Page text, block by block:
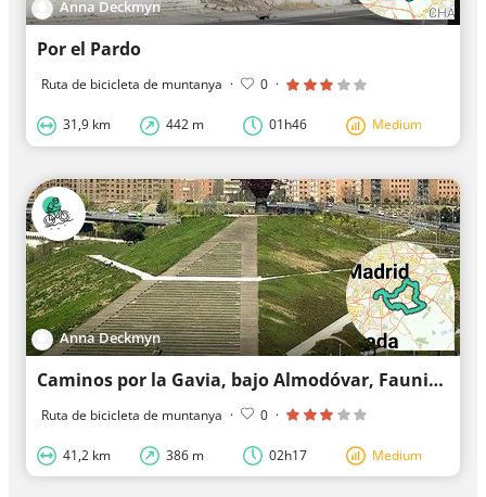
Anna Deckmyn
Por el Pardo
Ruta de bicicleta de muntanya · 0 ·
31,9 km 442 m 01h46 Medium
Anna Deckmyn
Caminos por la Gavia, bajo Almodóvar, Faunia y vuelta por carril
Ruta de bicicleta de muntanya · 0 ·
41,2 km 386 m 02h17 Medium